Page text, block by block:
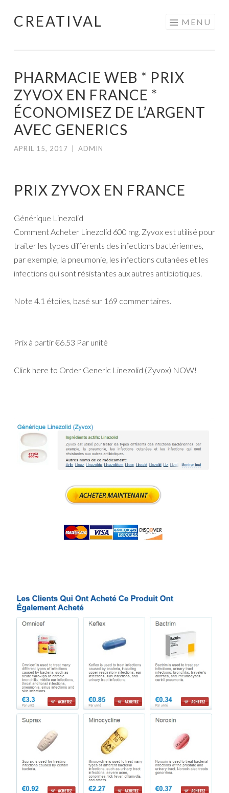
Skip
CREATIVAL MENU
PHARMACIE WEB * PRIX
ZYVOX EN FRANCE *
ÉCONOMISEZ DE L’ARGENT
AVEC GENERICS
APRIL 15, 2017 ADMIN
PRIX ZYVOX EN FRANCE
Générique Linezolid
Comment Acheter Linezolid 600 mg. Zyvox est utilisé pour
traiter les types différents des infections bactériennes,
par exemple, la pneumonie, les infections cutanées et les
infections qui sont résistantes aux autres antibiotiques.
Note 4.1 étoiles, basé sur 169 commentaires.
Prix à partir€6.53 Par unité
Click here to Order Generic Linezolid (Zyvox) NOW!